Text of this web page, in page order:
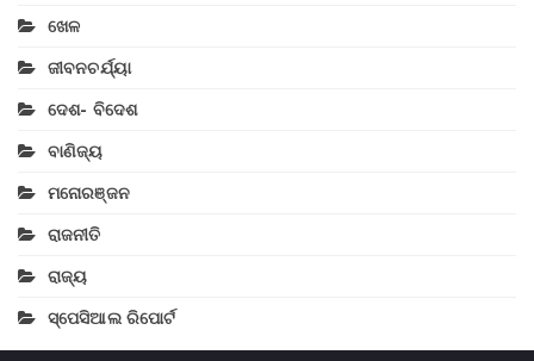
ଖେଳ
ଜୀବନଚର୍ଯ୍ୟା
ଦେଶ- ବିଦେଶ
ବାଣିଜ୍ୟ
ମନୋରଞ୍ଜନ
ରାଜନୀତି
ରାଜ୍ୟ
ସ୍ପେସିଆଲ ରିପୋର୍ଟ